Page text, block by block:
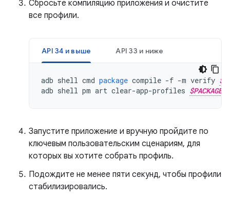
Сбросьте компиляцию приложения и очистите
все профили.
API 34 и выше API 33 и ниже
adb shell cmd package compile -f -m verify
adb shell pm art clear-app-profiles
Запустите приложение и вручную пройдите по
ключевым пользовательским сценариям, для
которых вы хотите собрать профиль.
Подождите не менее пяти секунд, чтобы профили
стабилизировались.